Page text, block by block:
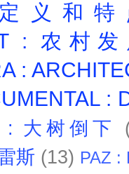
定义和
: 农村
:
:
: 大树倒下
斯 (13) PAZ :